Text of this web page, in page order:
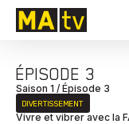
ÉPISODE 3
Saison 1 / Épisode 3
DIVERTISSEMENT
Vivre et vibrer avec la